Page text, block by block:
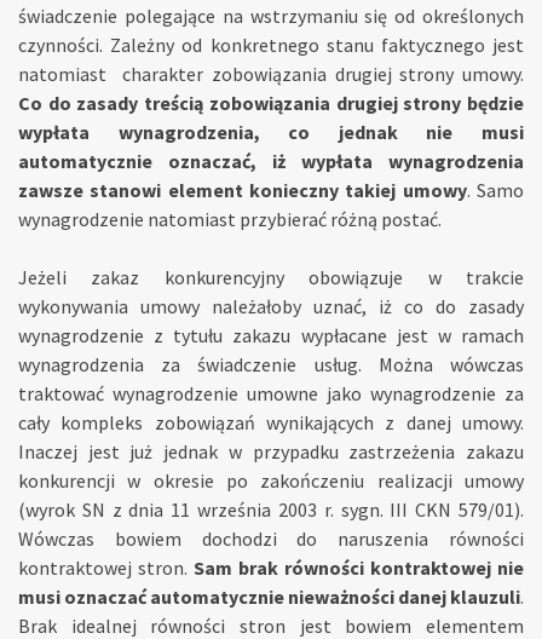
świadczenie polegające na wstrzymaniu się od określonych
czynności. Zależny od konkretnego stanu faktycznego jest
natomiast charakter zobowiązania drugiej strony umowy.
Co do zasady treścią zobowiązania drugiej strony będzie
wypłata wynagrodzenia, co jednak nie musi
automatycznie oznaczać, iż wypłata wynagrodzenia
zawsze stanowi element konieczny takiej umowy. Samo
wynagrodzenie natomiast przybierać różną postać.
Jeżeli zakaz konkurencyjny obowiązuje w trakcie
wykonywania umowy należałoby uznać, iż co do zasady
wynagrodzenie z tytułu zakazu wypłacane jest w ramach
wynagrodzenia za świadczenie usług. Można wówczas
traktować wynagrodzenie umowne jako wynagrodzenie za
cały kompleks zobowiązań wynikających z danej umowy.
Inaczej jest już jednak w przypadku zastrzeżenia zakazu
konkurencji w okresie po zakończeniu realizacji umowy
(wyrok SN z dnia 11 września 2003 r. sygn. III CKN 579/01).
Wówczas bowiem dochodzi do naruszenia równości
kontraktowej stron. Sam brak równości kontraktowej nie
musi oznaczać automatycznie nieważności danej klauzuli.
Brak idealnej równości stron jest bowiem elementem